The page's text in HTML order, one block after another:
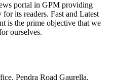
portal in GPM providing
its readers. Fast and Latest
is the prime objective that we
ourselves.
Pendra Road Gaurella,